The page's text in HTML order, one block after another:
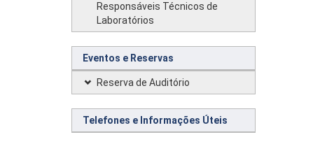
Responsáveis Técnicos de
Laboratórios
Eventos e Reservas
Reserva de Auditório
Telefones e Informações Úteis